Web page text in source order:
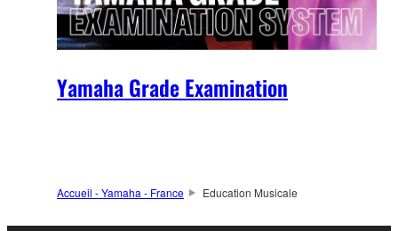
Yamaha Grade Examination
Accueil - Yamaha - France Education Musicale